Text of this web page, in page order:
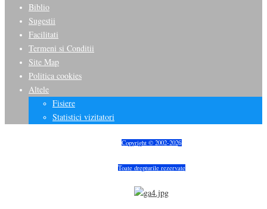
Biblio
Sugestii
Facilitati
Termeni si Conditii
Site Map
Politica cookies
Altele
Fisiere
Statistici vizitatori
Copyright © 2002-2026
Toate drepturile rezervate